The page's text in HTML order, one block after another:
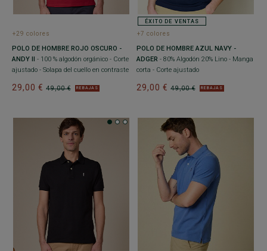
+29 colores
POLO DE HOMBRE ROJO OSCURO -
ANDY II
- 100 % algodón orgánico - Corte
ajustado - Solapa del cuello en contraste
49,00 €
29,00 € REBAJAS
ÉXITO DE VENTAS
+7 colores
POLO DE HOMBRE AZUL NAVY -
ADGER - 80% Algodón 20% Lino - Manga
corta - Corte ajustado
49,00 €
29,00 € REBAJAS